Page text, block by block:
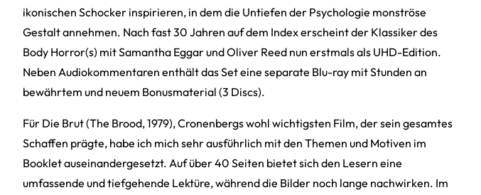
ikonischen Schocker inspirieren, in dem die Untiefen der Psychologie monströse
Gestalt annehmen. Nach fast 30 Jahren auf dem Index erscheint der Klassiker des
Body Horror(s) mit Samantha Eggar und Oliver Reed nun erstmals als UHD-Edition.
Neben Audiokommentaren enthält das Set eine separate Blu-ray mit Stunden an
bewährtem und neuem Bonusmaterial (3 Discs).
Für Die Brut (The Brood, 1979), Cronenbergs wohl wichtigsten Film, der sein gesamtes
Schaffen prägte, habe ich mich sehr ausführlich mit den Themen und Motiven im
Booklet auseinandergesetzt. Auf über 40 Seiten bietet sich den Lesern eine
umfassende und tiefgehende Lektüre, während die Bilder noch lange nachwirken. Im